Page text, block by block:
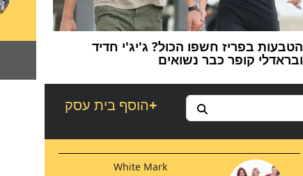
הטבעות בפריז חשפו הכול? ג'יג'י חדיד
ובראדלי קופר כבר נשואים
הוסף בית עסק+
White Mark